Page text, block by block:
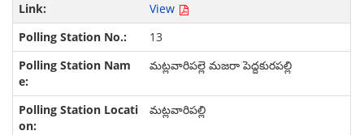
View
13
మట్లవారిపల్లె మజరా పెద్దకురపల్లి
మట్లవారిపల్లి